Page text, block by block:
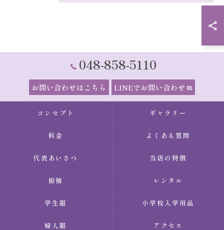
048-858-5110
お問い合わせはこちら LINEでお問い合わせ
コンセプト ギャラリー
料金 よくある質問
代表あいさつ 当店の特徴
振袖 レンタル
学生服 小学校入学用品
婦人服 アクセス